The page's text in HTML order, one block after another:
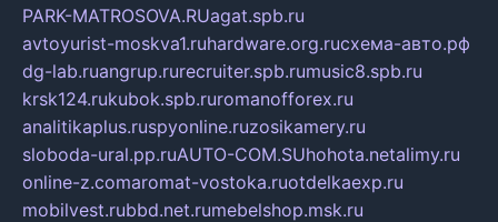
PARK-MATROSOVA.RUagat.spb.ru
avtoyurist-moskva1.ruhardware.org.ruсхема-авто.рф
dg-lab.ruangrup.rurecruiter.spb.rumusic8.spb.ru
krsk124.rukubok.spb.ruromanofforex.ru
analitikaplus.ruspyonline.ruzosikamery.ru
sloboda-ural.pp.ruAUTO-COM.SUhohota.netalimy.ru
online-z.comaromat-vostoka.ruotdelkaexp.ru
mobilvest.rubbd.net.rumebelshop.msk.ru